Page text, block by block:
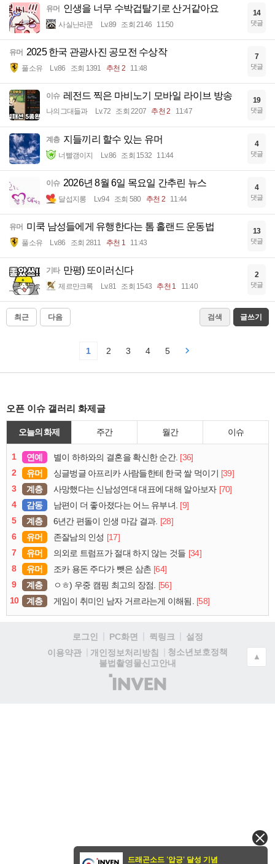
유머 인생을 너무 수박겁탈기로 산거같아요
사실난라쿤 Lv.89 조회 2146 11:50
14
댓글
유머 2025 한국 관광사진 공모전 수상작
풀소유 Lv.86 조회 1391 추천 2 11:48
7
댓글
이슈 레전드 찍은 마비노기 모바일 라이브 방송
나의그대들과 Lv.72 조회 2207 추천 2 11:47
19
댓글
계층 지들끼리 할수 있는 유머
너빨갱이지 Lv.86 조회 1532 11:44
4
댓글
이슈 2026년 8월 6일 목요일 간추린 뉴스
달섭지롱 Lv.94 조회 580 추천 2 11:44
4
댓글
유머 미쿡 남성들에게 유행한다는 톰 홀랜드 운동법
풀소유 Lv.86 조회 2811 추천 1 11:43
13
댓글
기타 만평) 또이러신다
제르만크록 Lv.81 조회 1543 추천 1 11:40
2
댓글
최근 다음 검색 글쓰기
1 2 3 4 5
오픈 이슈 갤러리 화제글
오늘의 화제 주간 월간 이슈
1 연예 별이 하하와의 결혼을 확신한 순간. [36]
2
유머 싱글벙글 아프리카 사람들한테 한국 쌀 먹이기 [39]
3
계층 사망했다는 신남성연대 대표에 대해 알아보자 [70]
4
감동 남편이 더 좋아졌다는 어느 유부녀. [9]
5
계층 6년간 편돌이 인생 마감 결과. [28]
6
유머 존잘남의 인성 [17]
7
유머 의외로 트럼프가 절대 하지 않는 것들 [34]
8
유머 조카 용돈 주다가 뺏은 삼촌 [64]
9
계층 ㅇㅎ) 우중 캠핑 최고의 장점.
[56]
10
계층 게임이 취미인 남자 거르라는게 이해됨. [58]
로그인 PC화면 퀵링크
설정
이용약관
개인정보처리방침
청소년보호정책
불법촬영물신고안내
(주)
인
▲
드래곤소드 '압긍' 달성 기념